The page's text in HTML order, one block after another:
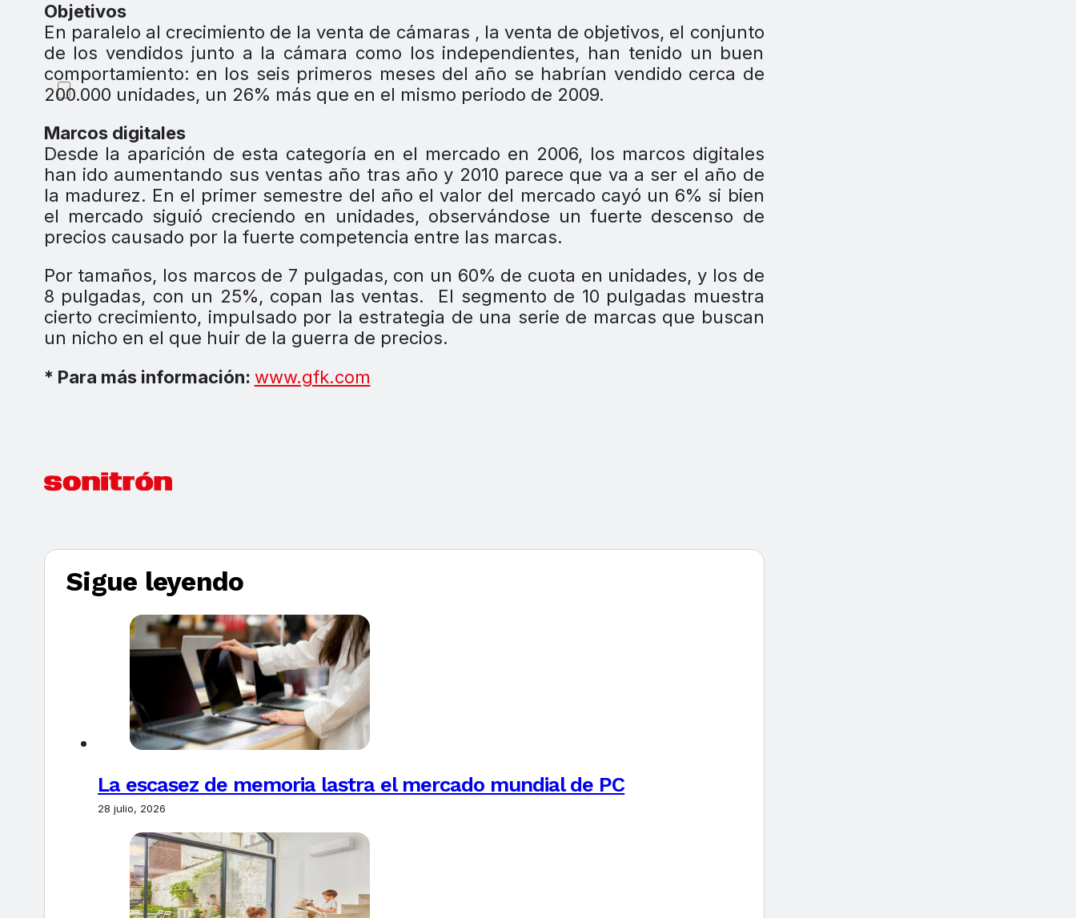
Objetivos
En paralelo al crecimiento de la venta de cámaras , la venta de objetivos, el conjunto
de los vendidos junto a la cámara como los independientes, han tenido un buen
comportamiento: en los seis primeros meses del año se habrían vendido cerca de
200.000 unidades, un 26% más que en el mismo periodo de 2009.
Marcos digitales
Desde la aparición de esta categoría en el mercado en 2006, los marcos digitales
han ido aumentando sus ventas año tras año y 2010 parece que va a ser el año de
la madurez. En el primer semestre del año el valor del mercado cayó un 6% si bien
el mercado siguió creciendo en unidades, observándose un fuerte descenso de
precios causado por la fuerte competencia entre las marcas.
Por tamaños, los marcos de 7 pulgadas, con un 60% de cuota en unidades, y los de
8 pulgadas, con un 25%, copan las ventas. El segmento de 10 pulgadas muestra
cierto crecimiento, impulsado por la estrategia de una serie de marcas que buscan
un nicho en el que huir de la guerra de precios.
* Para más información: www.gfk.com
Sigue leyendo
La escasez de memoria lastra el mercado mundial de PC
28 julio, 2026